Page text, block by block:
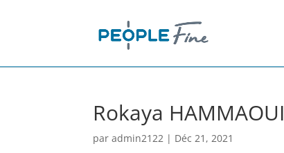
Rokaya HAMMAOUI
paradmin2122 | Déc 21, 2021